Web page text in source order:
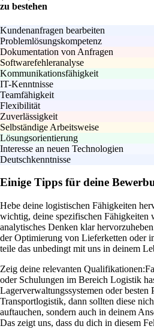
zu bestehen
Kundenanfragen bearbeiten
Problemlösungskompetenz
Dokumentation von Anfragen
Softwarefehleranalyse
Kommunikationsfähigkeit
IT-Kenntnisse
Teamfähigkeit
Flexibilität
Zuverlässigkeit
Selbständige Arbeitsweise
Lösungsorientierung
Interesse an neuen Technologien
Deutschkenntnisse
Einige Tipps für deine
Hebe deine logistischen Fähigkeiten
wichtig, deine spezifischen Fähigkeiten
analytisches Denken klar
der Optimierung von Lieferketten oder
teile das unbedingt mit uns in deinem
Zeig deine relevanten Qualifikationen:
oder Schulungen im Bereich Logistik
Lagerverwaltungssystemen oder besten
Transportlogistik, dann sollten diese
auftauchen, sondern auch in deinem
Das zeigt uns, dass du dich in diesem